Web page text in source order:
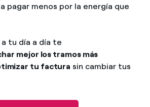
pagar menos por la energía que
tu día a día te
mejor los tramos más
tu factura sin cambiar tus